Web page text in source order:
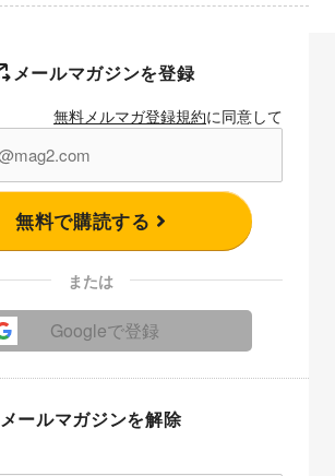
メールマガジンを登録
無料メルマガ登録規約に同意して
無料で購読する
または
Googleで登録
メールマガジンを解除